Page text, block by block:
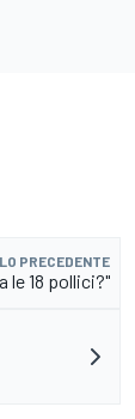
PRECEDENTE
le 18 pollici?"